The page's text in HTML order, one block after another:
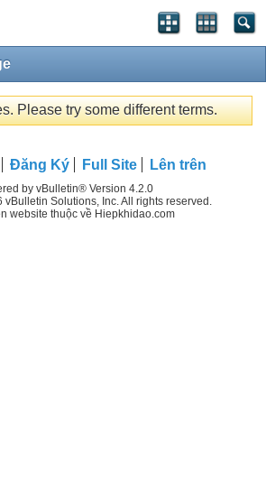
Please try some different terms.
Đăng Ký Full Site Lên trên
by vBulletin® Version 4.2.0
Solutions, Inc. All rights reserved.
website thuộc về Hiepkhidao.com